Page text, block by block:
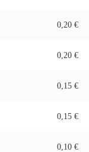
0,20 €
0,20 €
0,15 €
0,15 €
0,10 €